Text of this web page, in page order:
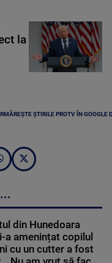
la
ȘTIRILE PROTV ÎN GOOGLE
din Hunedoara
a amenințat copilul
cu un cutter a fost